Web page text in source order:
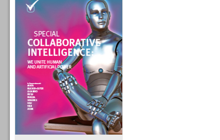
Personal
Inbound